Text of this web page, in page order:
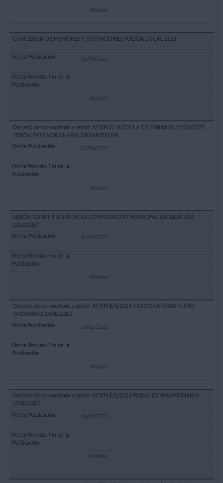
Mostrar
CONCESION DE HONORES Y DISTINCIONES POLICIA LOCAL 2023
12/09/2023
Mostrar
Decreto de convocatoria a sesión AYT/PLE/14/2023 A CELEBRAR EL 27/06/2023.
SESIÓN EXTRAORDINARIA ORGANIZATIVA
22/06/2023
Mostrar
SESIÓN CONSTITUTIVA DE LA CORPORACIÓN MUNICIPAL LEGISLATURA
2023/2027
14/06/2023
Mostrar
Decreto de convocatoria a sesión AYT/PLE/4/2023 CONVOCATORIA PLENO
ORDINARIO 24/02/2023
21/02/2023
Mostrar
Decreto de convocatoria a sesión AYT/PLE/3/2023 PLENO EXTRAORDINARIO
15/02/2023
10/02/2023
Mostrar